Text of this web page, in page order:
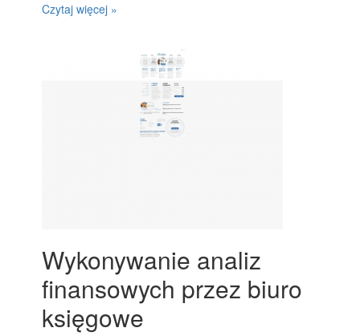
Czytaj więcej »
Wykonywanie analiz
finansowych przez biuro
księgowe